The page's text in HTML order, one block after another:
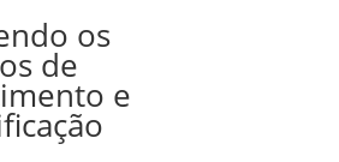
os
de
e